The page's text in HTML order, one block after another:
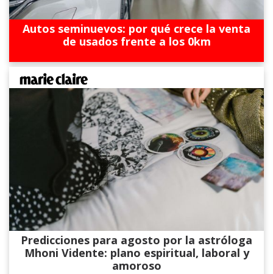
Autos seminuevos: por qué crece la venta
de usados frente a los 0km
Predicciones para agosto por la astróloga
Mhoni Vidente: plano espiritual, laboral y
amoroso